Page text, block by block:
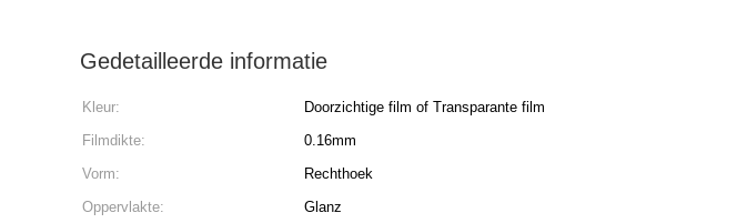
Gedetailleerde informatie
Kleur: Doorzichtige film of Transparante film
Filmdikte:
0.16mm
Vorm:
Rechthoek
Oppervlakte:
Glanz